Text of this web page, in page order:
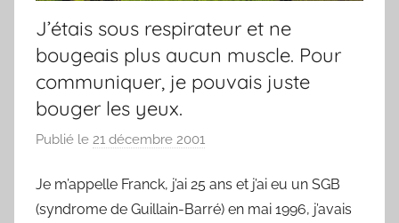
J’étais sous respirateur et ne
bougeais plus aucun muscle. Pour
communiquer, je pouvais juste
bouger les yeux.
Publié le 21 décembre 2001
r
F
Je m’appelle Franck, j’ai 25 ans et j’ai eu un SGB
(syndrome de Guillain-Barré) en mai 1996, j’avais